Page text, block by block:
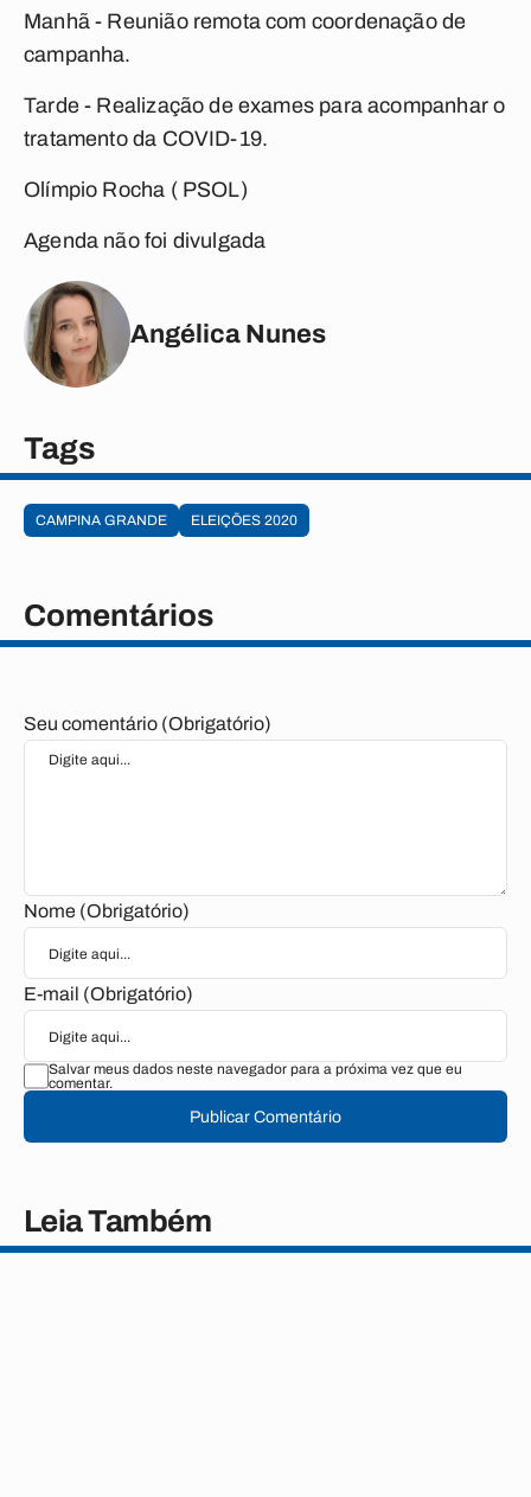
Manhã - Reunião remota com coordenação de
campanha.
Tarde - Realização de exames para acompanhar o
tratamento da COVID-19.
Olímpio Rocha ( PSOL)
Agenda não foi divulgada
Angélica Nunes
Tags
CAMPINA GRANDE ELEIÇÕES 2020
Comentários
Seu comentário (Obrigatório)
Nome (Obrigatório)
E-mail (Obrigatório)
Salvar meus dados neste navegador para a próxima vez que eu
comentar.
Publicar Comentário
Leia Também